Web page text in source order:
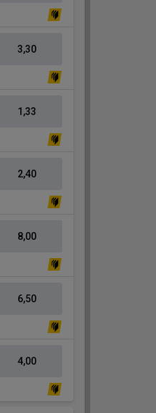
3,30
1,33
2,40
8,00
6,50
4,00